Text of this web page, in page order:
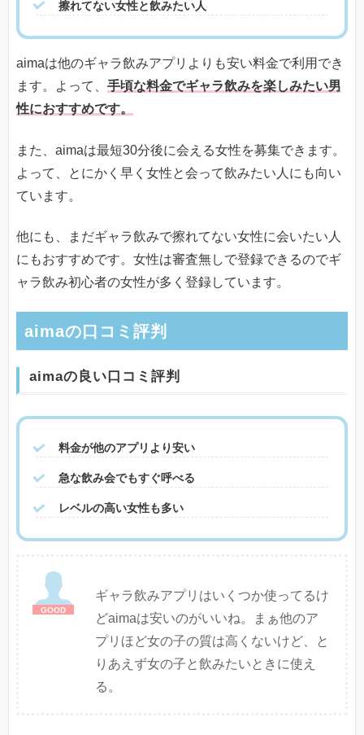
擦れてない女性と飲みたい人
aimaは他のギャラ飲みアプリよりも安い料金で利用でき
ます。よって、 手頃な料金でギャラ飲みを楽しみたい男
性におすすめです。
また、aimaは最短30分後に会える女性を募集できます。
よって、とにかく早く女性と会って飲みたい人にも向い
ています。
他にも、まだギャラ飲みで擦れてない女性に会いたい人
にもおすすめです。女性は審査無しで登録できるのでギ
ャラ飲み初心者の女性が多く登録しています。
aimaの口コミ評判
aimaの良い口コミ評判
料金が他のアプリより安い
急な飲み会でもすぐ呼べる
レベルの高い女性も多い
ギャラ飲みアプリはいくつか使ってるけ
どaimaは安いのがいいね。まぁ他のア
プリほど女の子の質は高くないけど、と
りあえず女の子と飲みたいときに使え
る。